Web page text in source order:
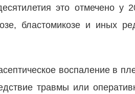
это отмечено у
бластомикозе и иных
воспаление в
травмы или